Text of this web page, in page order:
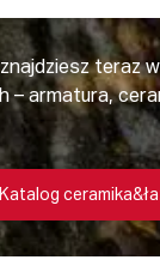
teraz
– armatura,